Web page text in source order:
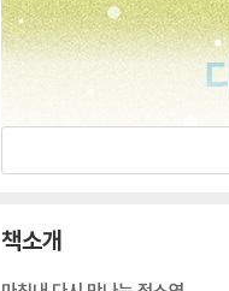
책소개